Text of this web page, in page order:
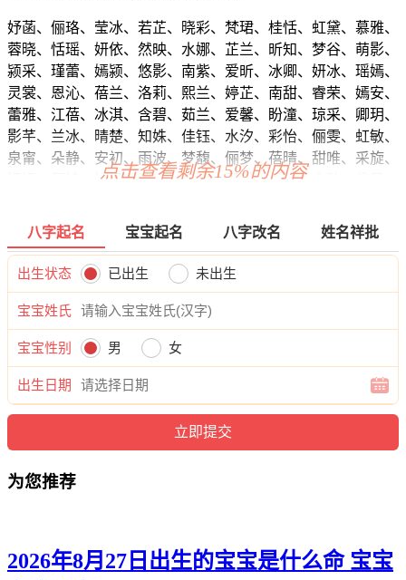
妤菡、俪珞、莹冰、若芷、晓彩、梵珺、桂恬、虹黛、慕雅、
蓉晓、恬瑶、妍依、然映、水娜、芷兰、昕知、梦谷、萌影、
颍采、瑾蕾、嫣颍、悠影、南紫、爱昕、冰卿、妍冰、瑶嫣、
灵裳、恩沁、蓓兰、洛莉、熙兰、婷芷、南甜、睿荣、嫣安、
蕾雅、江蓓、冰淇、含碧、茹兰、爱馨、盼潼、琼采、卿玥、
影芊、兰冰、晴楚、知姝、佳钰、水汐、彩怡、俪雯、虹敏、
泉甯、朵静、安初、雨波、梦馥、俪梦、蓓晴、甜唯、采旋、
嫣妍、俪梓、沁涵、诗昕、萌笛、玥琳、易昀、志弘、俊旻、
曜本、言洺、博威、俊景、伟洺、常洺、望迪、恺彦、奕烁、
博辉、廷言、延泽、浩泽、海牧、道曜、利天、梁浩、合昀、
恺俊、麒博、泽宽、伦宽、聚维、泽桦、新伦、铎海、奕威、
易诺、晟立、浩迪、振霖、清恺、颜云、桦天、博郎、江晓、
虎寅、灏东、亦海、清观、宽博、晨正、聪释、博弘、博伦、
斌金、旻郎、源旻、宇尊、易尊、瀚乐、源翰、宸烨、瀚锐、
路凡、博旻、旭龙、寅译、俊曜、曜郎、渝晨、旭宸、辰萧、
海旭。
点击查看剩余15%的内容
八字起名 宝宝起名 八字改名 姓名祥批
出生状态 已出生 未出生
宝宝姓氏
宝宝性别 男 女
出生日期
为您推荐
2026年8月27日出生的宝宝是什么命 宝宝